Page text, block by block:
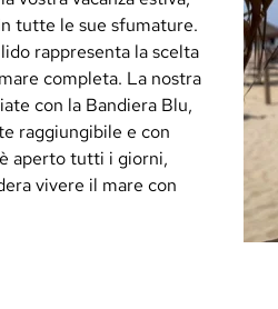
tutte le sue sfumature.
rappresenta la scelta
completa. La nostra
con la Bandiera Blu,
raggiungibile e con
aperto tutti i giorni,
vivere il mare con